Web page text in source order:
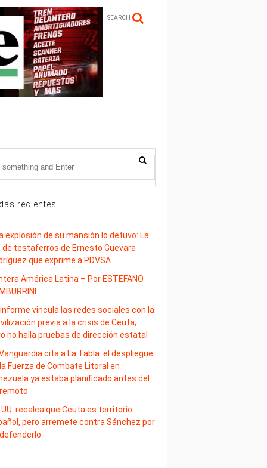
SEARCH
recientes
explosión de su mansión lo detuvo: La
de testaferros de Ernesto Guevara
que exprime a PDVSA
América Latina – Por ESTEFANO
vincula las redes sociales con la
previa a la crisis de Ceuta,
no halla pruebas de dirección estatal
cita a La Tabla: el despliegue
Fuerza de Combate Litoral en
ya estaba planificado antes del
UU. recalca que Ceuta es territorio
pero arremete contra Sánchez por